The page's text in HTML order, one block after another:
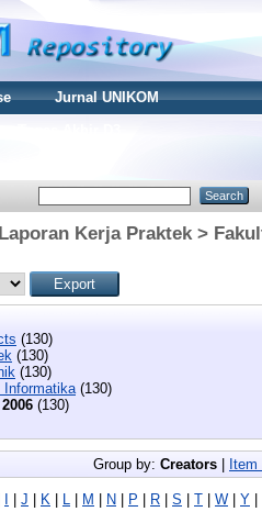
Jurnal UNIKOM
Kerja Praktek >
(130)
(130)
(130)
Informatika (130)
2006 (130)
Group by: Creators | Item
I | J | K | L | M | N | P | R | S | T | W | Y |